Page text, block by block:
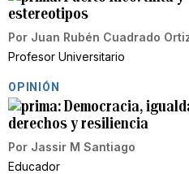
estereotipos
Por Juan Rubén Cuadrado
Profesor Universitario
OPINIÓN
Democracia,
derechos y resiliencia
Por Jassir M Santiago
Educador